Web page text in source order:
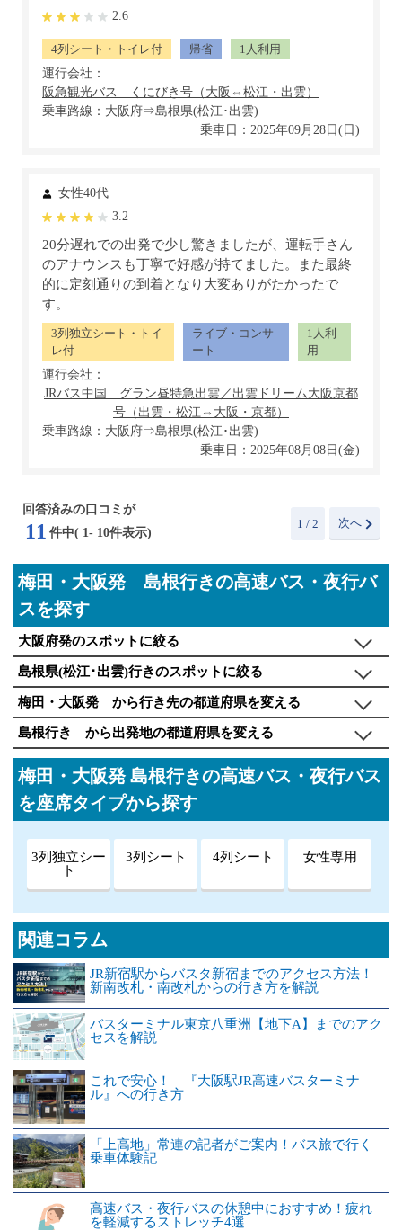
2.6
4列シート・トイレ付 帰省
1人利用
運行会社：
乗車路線：大阪府⇒島根県(松江･出雲)
乗車日：2025年09月28日(日)
女性40代
3.2
20分遅れでの出発で少し驚きましたが、運転手さん
のアナウンスも丁寧で好感が持てました。また最終
的に定刻通りの到着となり大変ありがたかったで
す。
3列独立シート・トイ
レ付
ライブ・コンサ
ート
1人利
用
運行会社：
乗車路線：大阪府⇒島根県(松江･出雲)
乗車日：2025年08月08日(金)
回答済みの口コミが
11 件中( 1- 10件表示)
1 / 2 次へ
梅田・大阪発 島根行きの高速バス・夜行バ
スを探す
大阪府発のスポットに絞る
島根県(松江･出雲)行きのスポットに絞る
梅田・大阪発 から行き先の都道府県を変える
島根行き から出発地の都道府県を変える
梅田・大阪発 島根行きの高速バス・夜行バス
を座席タイプから探す
3列独立シー
ト
3列シート 4列シート 女性専用
関連コラム
JR新宿駅からバスタ新宿までのアクセス方法！
新南改札・南改札からの行き方を解説
バスターミナル東京八重洲【地下A】までのアク
セスを解説
これで安心！ 『大阪駅JR高速バスターミナ
ル』への行き方
「上高地」常連の記者がご案内！バス旅で行く
乗車体験記
高速バス・夜行バスの休憩中におすすめ！疲れ
を軽減するストレッチ4選